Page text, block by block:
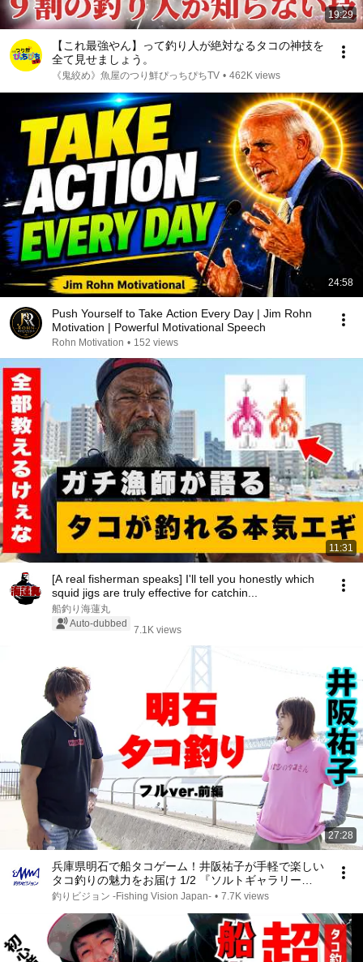
19:29
【これ最強やん】って釣り人が絶対なるタコの神技を
全て見せましょう。
《鬼絞め》魚屋のつり鮮ぴっちぴちTV • 462K views
24:58
Push Yourself to Take Action Every Day | Jim Rohn
Motivation | Powerful Motivational Speech
Rohn Motivation • 152 views
11:31
[A real fisherman speaks] I'll tell you honestly which
squid jigs are truly effective for catchin...
船釣り海蓮丸
Auto-dubbed
7.1K views
27:28
兵庫県明石で船タコゲーム！井阪祐子が手軽で楽しい
タコ釣りの魅力をお届け 1/2 『ソルトギャラリー
36』＜フルver＞【釣りビジョン】
釣りビジョン -Fishing Vision Japan- • 7.7K views